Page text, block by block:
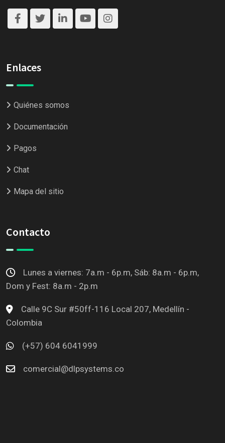
Enlaces
Quiénes somos
Documentación
Pagos
Chat
Mapa del sitio
Contacto
Lunes a viernes: 7a.m - 6p.m, Sáb: 8a.m - 6p.m,
Dom y Fest: 8a.m - 2p.m
Calle 9C Sur #50ff-116 Local 207, Medellín -
Colombia
(+57) 604 6041999
comercial@dlpsystems.co